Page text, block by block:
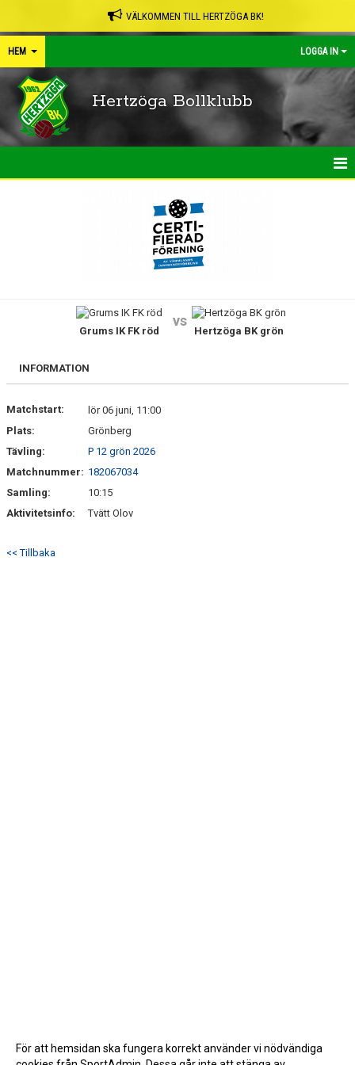
VÄLKOMMEN TILL HERTZÖGA BK!
HEM LOGGA IN
Hertzöga Bollklubb
FRISPARKEN
MATCHER
KONTAKTER & LAG
Grums IK FK röd
vs
Hertzöga BK grön
INFORMATION
Matchstart:
lör 06 juni, 11:00
Plats:
Grönberg
Tävling:
P 12 grön 2026
Matchnummer: 182067034
Samling:
10:15
Aktivitetsinfo:
Tvätt Olov
<< Tillbaka
För att hemsidan ska fungera korrekt använder vi nödvändiga